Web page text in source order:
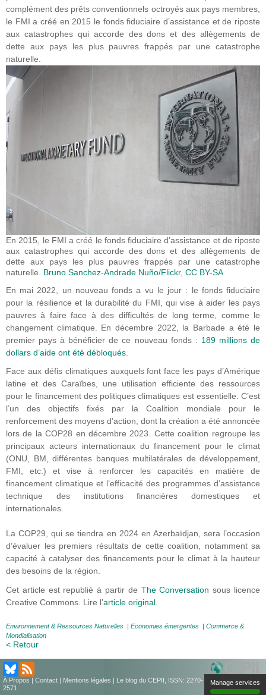
complément des prêts conventionnels octroyés aux pays membres,
le FMI a créé en 2015 le fonds fiduciaire d’assistance et de riposte
aux catastrophes qui accorde des dons et des allègements de
dette aux pays les plus pauvres frappés par une catastrophe
naturelle.
En 2015, le FMI a créé le fonds fiduciaire d’assistance et de riposte
aux catastrophes qui accorde des dons et des allègements de
dette aux pays les plus pauvres frappés par une catastrophe
naturelle. Bruno Sanchez-Andrade Nuño/Flickr, CC BY-SA
En mai 2022, un nouveau fonds a vu le jour : le fonds fiduciaire
pour la résilience et la durabilité du FMI, qui vise à aider les pays
pauvres à faire face à des difficultés de long terme, comme le
changement climatique. En décembre 2022, la Barbade a été le
premier pays à bénéficier de ce nouveau fonds : 189 millions de
dollars d’aide ont été débloqués
Face aux défis climatiques auxquels font face les pays d’Amérique
latine et des Caraïbes, une utilisation efficiente des ressources
pour le financement des politiques climatiques est essentielle. C’est
l’un des objectifs fixés par la Coalition mondiale pour le
renforcement des moyens d’action, dont la création a été annoncée
lors de la COP28 en décembre 2023. Cette coalition regroupe les
principaux acteurs internationaux du financement pour le climat
(ONU, BM, différentes banques multilatérales de développement,
FMI, etc.) et vise à renforcer les capacités en matière de
financement climatique et l’efficacité des programmes d’assistance
technique des institutions financières domestiques et
internationales.
La COP29, qui se tiendra en 2024 en Azerbaïdjan, sera l’occasion
d’évaluer les premiers résultats de cette coalition, notamment sa
capacité à catalyser des financements pour le climat à la hauteur
des besoins de la région.
Cet article est republié à partir de The Conversation sous licence
Creative Commons. Lire l’article original
Environnement & Ressources Naturelles | Economies émergentes | Commerce &
Mondialisation
< Retour
À Propos | Contact | Mentions légales | Le blog du CEPII, ISSN: 2270-
2571
Manage services